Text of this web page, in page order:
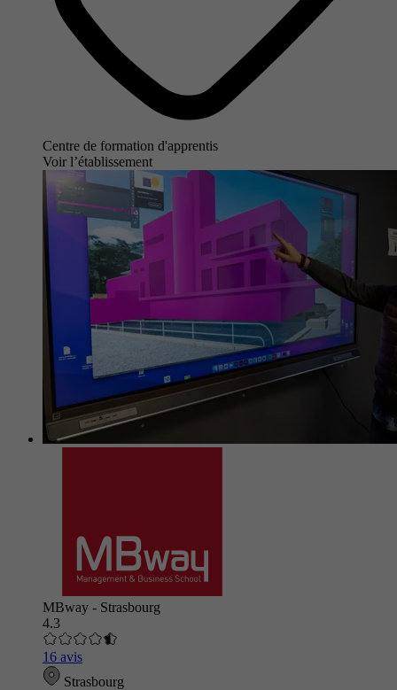
Centre de formation d'apprentis
Voir l’établissement
MBway - Strasbourg
4.3
16 avis
Strasbourg